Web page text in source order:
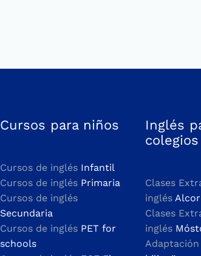
Cursos para niños
Cursos de inglés Infantil
Cursos de inglés Primaria
Cursos de inglés
Secundaria
Cursos de inglés PET for
schools
Inglés
colegios
Clases
inglés
Clases
inglés
Adaptación